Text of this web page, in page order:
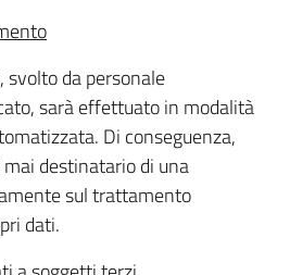
da personale
sarà effettuato in modalità
Di conseguenza,
destinatario di una
sul trattamento
dati.